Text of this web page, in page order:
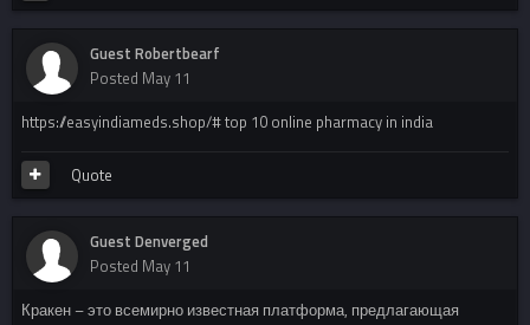
Guest Robertbearf
Posted May 11
https://easyindiameds.shop/# top 10 online pharmacy in india
Quote
Guest Denverged
Posted May 11
Кракен – это всемирно известная платформа, предлагающая